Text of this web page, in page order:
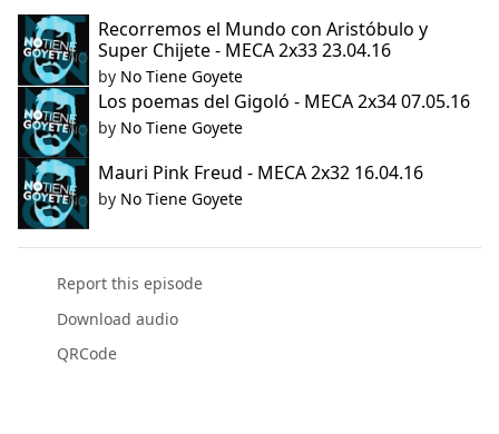
Recorremos el Mundo con Aristóbulo y
Super Chijete - MECA 2x33 23.04.16
by No Tiene Goyete
Los poemas del Gigoló - MECA 2x34 07.05.16
by No Tiene Goyete
Mauri Pink Freud - MECA 2x32 16.04.16
by No Tiene Goyete
Report this episode
Download audio
QRCode